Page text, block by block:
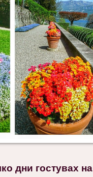
дни гостувах на